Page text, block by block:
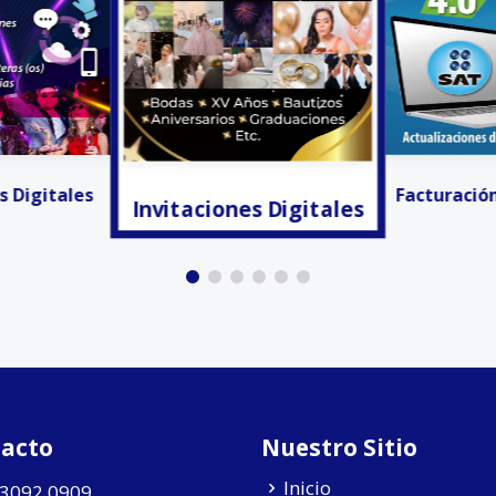
Digitales Facturación Electrónica
Nuestro Sitio
Inicio